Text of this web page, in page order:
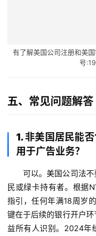
户
支
案
金
融
牌
照
有了解美国公司注册和美
号
五、常见问题解答
1. 非美国居民能
用于广告业务？
可以。美国公司法
民或绿卡持有者。根据
指引，任何年满18周岁
键在于后续的银行开户
益所有人识别。2024年